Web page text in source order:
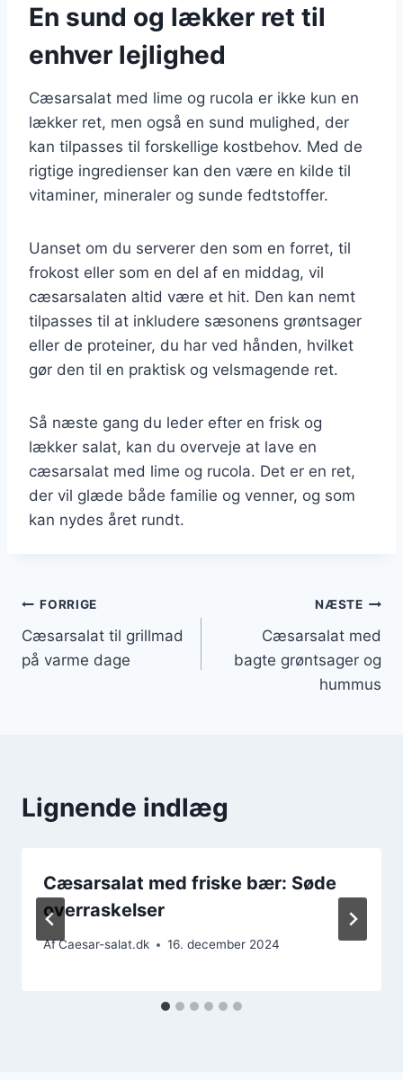
En sund og lækker ret til
enhver lejlighed
Cæsarsalat med lime og rucola er ikke kun en
lækker ret, men også en sund mulighed, der
kan tilpasses til forskellige kostbehov. Med de
rigtige ingredienser kan den være en kilde til
vitaminer, mineraler og sunde fedtstoffer.
Uanset om du serverer den som en forret, til
frokost eller som en del af en middag, vil
cæsarsalaten altid være et hit. Den kan nemt
tilpasses til at inkludere sæsonens grøntsager
eller de proteiner, du har ved hånden, hvilket
gør den til en praktisk og velsmagende ret.
Så næste gang du leder efter en frisk og
lækker salat, kan du overveje at lave en
cæsarsalat med lime og rucola. Det er en ret,
der vil glæde både familie og venner, og som
kan nydes året rundt.
Indlægsnavigation
FORRIGE
Cæsarsalat til grillmad
på varme dage
NÆSTE
Cæsarsalat med
bagte grøntsager og
hummus
Lignende indlæg
Cæsarsalat med friske bær: Søde
overraskelser
AfCaesar-salat.dk 16. december 2024